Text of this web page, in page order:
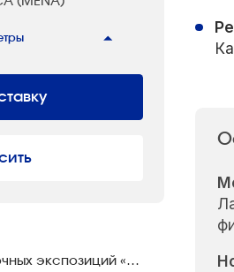
Организация выставочных экспозиций «под ключ»